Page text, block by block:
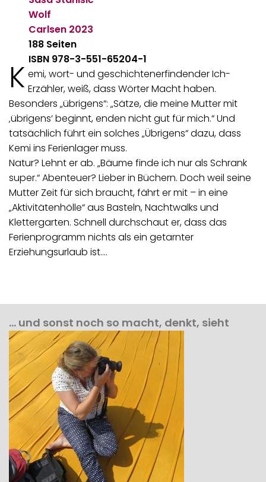
Wolf
Carlsen 2023
188 Seiten
ISBN 978-3-551-65204-1
K emi, wort- und geschichtenerfindender Ich-
Erzähler, weiß, dass Wörter Macht haben.
Besonders „übrigens“: „Sätze, die meine Mutter mit
‚übrigens‘ beginnt, enden nicht gut für mich.“ Und
tatsächlich führt ein solches „Übrigens“ dazu, dass
Kemi ins Ferienlager muss.
Natur? Lehnt er ab. „Bäume finde ich nur als Schrank
super.“ Abenteuer? Lieber in Büchern. Doch weil seine
Mutter Zeit für sich braucht, fährt er mit – in eine
„Aktivitätenhölle“ aus Basteln, Nachtwalks und
Klettergarten. Schnell durchschaut er, dass das
Ferienprogramm nichts als ein getarnter
Erziehungsurlaub ist.…
… und sonst noch so macht, denkt, sieht